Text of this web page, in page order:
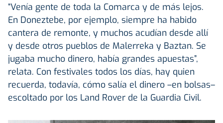
“Venía gente de toda la Comarca y de más lejos.
En Doneztebe, por ejemplo, siempre ha habido
cantera de remonte, y muchos acudían desde allí
y desde otros pueblos de Malerreka y Baztan. Se
jugaba mucho dinero, había grandes apuestas”,
relata. Con festivales todos los días, hay quien
recuerda, todavía, cómo salía el dinero –en bolsas–
escoltado por los Land Rover de la Guardia Civil.